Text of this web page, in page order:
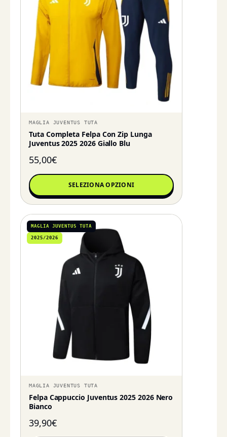
MAGLIA JUVENTUS TUTA
Tuta Completa Felpa Con Zip Lunga
Juventus 2025 2026 Giallo Blu
55,00€
SELEZIONA OPZIONI
MAGLIA JUVENTUS TUTA
2025/2026
MAGLIA JUVENTUS TUTA
Felpa Cappuccio Juventus 2025 2026 Nero
Bianco
39,90€